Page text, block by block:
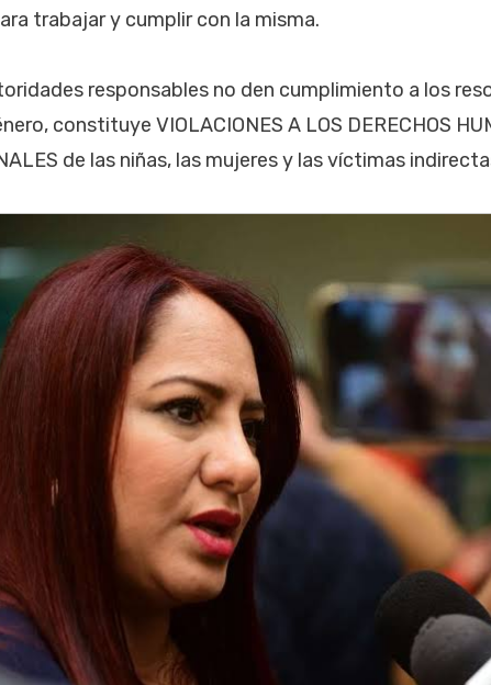
trabajar y cumplir con la misma.
responsables no den cumplimiento a los
constituye VIOLACIONES A LOS DERECHOS
de las niñas, las mujeres y las víctimas